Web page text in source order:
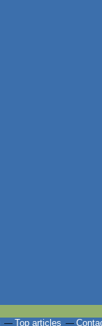
Top articles